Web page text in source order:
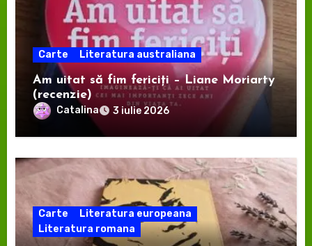
Carte Literatura australiana
Am uitat să fim fericiți – Liane Moriarty
(recenzie)
Catalina 3 iulie 2026
Carte
Literatura europeana
Literatura romana